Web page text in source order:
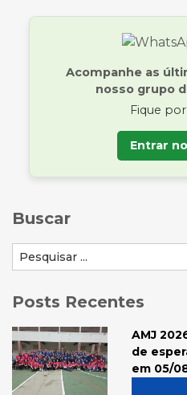
Acompanhe as
nosso grupo
Fique
Entrar
Buscar
Posts Recentes
AMJ
de
em 05/